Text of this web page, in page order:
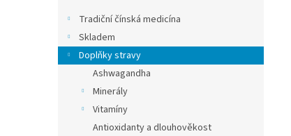
Tradiční čínská medicína
Skladem
Doplňky stravy
Ashwagandha
Minerály
Vitamíny
Antioxidanty a dlouhověkost